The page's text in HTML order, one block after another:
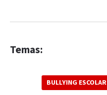
Temas:
BULLYING ESCOLAR